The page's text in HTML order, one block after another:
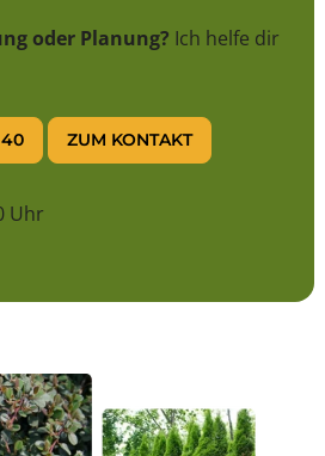
oder Planung? Ich helfe dir
40 ZUM KONTAKT
Uhr